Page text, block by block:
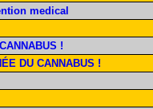
medical
!
DU CANNABUS !